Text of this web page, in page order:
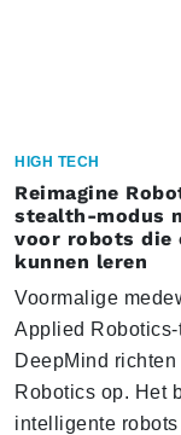
HIGH TECH
Reimagine
stealth-modus
voor robots die
kunnen leren
Voormalige
Applied
DeepMind
Robotics op. Het
intelligente